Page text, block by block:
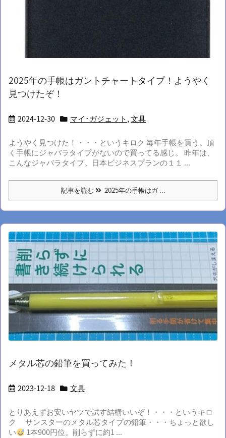
2025年の手帳はガントチャートタイプ！ようやく
見つけたぞ！
2024-12-30 マイ･ガジェット,文具
ようやく見つけた！・・・というキロク 毎年手帳を買う。頂
く手帳にジャバラタイプがないので買ってる感じ。 昨年は、
こんなジャバラタイプ。日本ビジネスプランの１１ ...
記事を読む 2025年の手帳はガ ...
メタル芯の鉛筆を買ってみた！
2023-12-18 文具
とりあえずお安いヤツで試す結構いいぞ！・・・というキロ
ク サンスターのメタル芯タイプの鉛筆・・・ちょっと欲し
い
1本900円位。削らずに約1 ...